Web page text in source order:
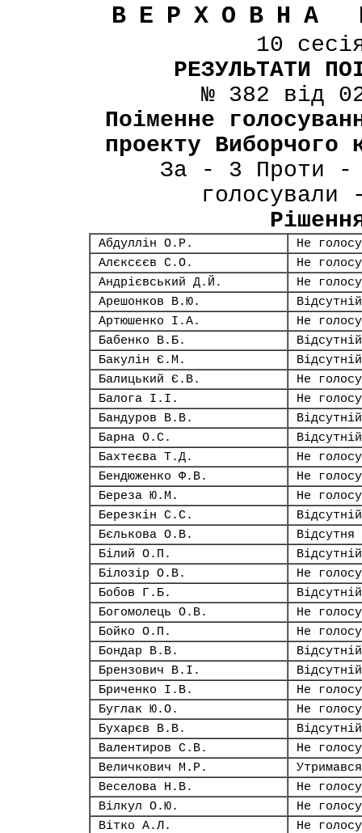
ВЕРХОВНА
10
РЕЗУЛЬТАТИ
№ 382 від
Поіменне
проекту Виборчого
За - 3 Проти -
Абдуллін О.Р.
Не
Алєксєєв С.О.
Не
Андрієвський Д.Й.
Не
Арешонков В.Ю.
Відсутній
Артюшенко І.А.
Не
Бабенко В.Б.
Відсутній
Бакулін Є.М.
Відсутній
Балицький Є.В.
Не
Балога І.І.
Не
Бандуров В.В.
Відсутній
Барна О.С.
Відсутній
Бахтеєва Т.Д.
Не
Бендюженко Ф.В.
Не
Береза Ю.М.
Не
Березкін С.С.
Відсутній
Бєлькова О.В.
Відсутня
Білий О.П.
Відсутній
Білозір О.В.
Не
Бобов Г.Б.
Відсутній
Богомолець О.В.
Не
Бойко О.П.
Не
Бондар В.В.
Відсутній
Брензович В.І.
Відсутній
Бриченко І.В.
Не
Буглак Ю.О.
Не
Бухарєв В.В.
Відсутній
Валентиров С.В.
Не
Величкович М.Р.
Утримався
Веселова Н.В.
Не
Вілкул О.Ю.
Не
Вітко А.Л.
Не